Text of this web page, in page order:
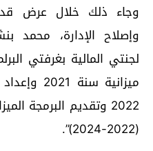
وجاء ذلك خلال عرض
وإصلاح الإدارة، محمد
لجنتي المالية بغرفتي
ميزانية
2022 وتقديم البرمجة
(2022-2024)”.